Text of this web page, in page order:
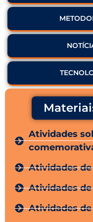
Atividades
Atividades
Atividades
Atividades